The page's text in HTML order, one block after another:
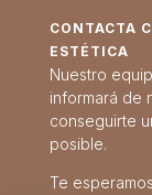
CONTACTA
ESTÉTICA
Nuestro
informará de
conseguirte
posible.
Te